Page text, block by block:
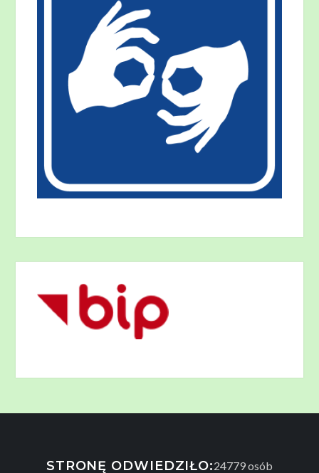
STRONĘ ODWIEDZIŁO:24779osób